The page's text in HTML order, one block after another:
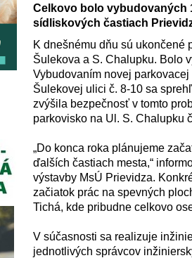
Celkovo bolo vybudovaných
sídliskových častiach
K dnešnému dňu sú ukončené
Šulekova a S. Chalupku. Bolo
Vybudovaním novej
Šulekovej ulici č. 8-10 sa
zvýšila bezpečnosť v tomto
parkovisko na Ul. S. Chalupku
„Do konca roka plánujeme
ďalších častiach mesta,“
výstavby MsÚ Prievidza.
začiatok prác na spevných
Tichá, kde pribudne celkovo
V súčasnosti sa realizuje
jednotlivých správcov